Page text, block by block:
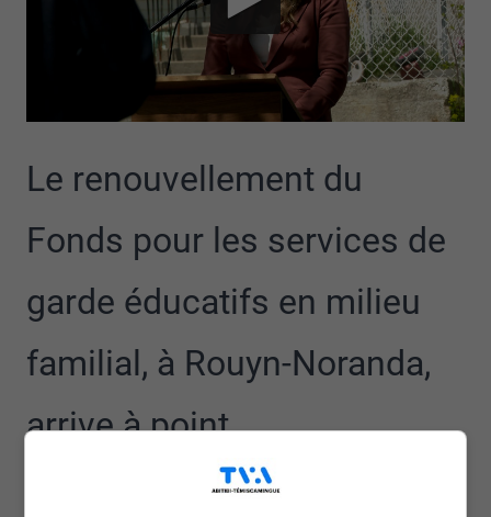
Le renouvellement du
Fonds pour les services de
garde éducatifs en milieu
familial, à Rouyn-Noranda,
arrive à point.
Il y a quatre ans, de nombreuses garderies en milieu